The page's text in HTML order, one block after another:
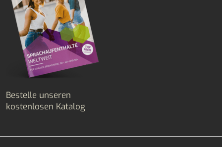
Bestelle unseren
kostenlosen Katalog